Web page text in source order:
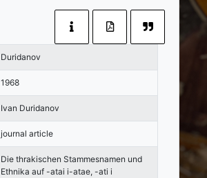
Duridanov
1968
Ivan Duridanov
journal article
Die thrakischen Stammesnamen und
Ethnika auf -atai i-atae, -ati i